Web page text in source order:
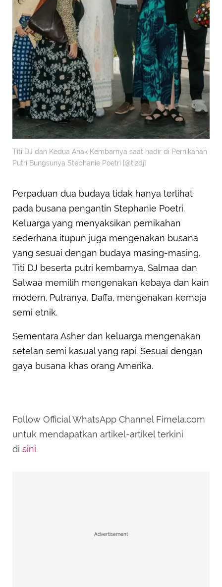
Titi DJ dan Kedua Anak Kembarnya saat hadir di Pernikahan
Putri Bungsunya Stephanie Poetri [@ti2dj]
Perpaduan dua budaya tidak hanya terlihat
pada busana pengantin Stephanie Poetri.
Keluarga yang menyaksikan pernikahan
sederhana itupun juga mengenakan busana
yang sesuai dengan budaya masing-masing.
Titi DJ beserta putri kembarnya, Salmaa dan
Salwaa memilih mengenakan kebaya dan kain
modern. Putranya, Daffa, mengenakan kemeja
semi etnik.
Sementara Asher dan keluarga mengenakan
setelan semi kasual yang rapi. Sesuai dengan
gaya busana khas orang Amerika.
Follow Official WhatsApp Channel Fimela.com
untuk mendapatkan artikel-artikel terkini
di sini.
Advertisement